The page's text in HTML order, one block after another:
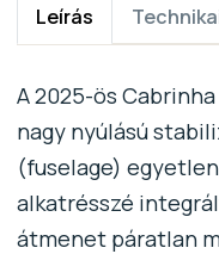
Leírás
A 2025-ös
nagy nyúlású
(fuselage)
alkatrésszé
átmenet páratlan